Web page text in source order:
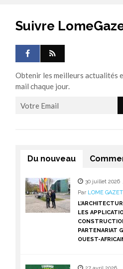
Suivre
Obtenir les meilleurs actualités
mail chaque jour.
Du nouveau
30 juillet 2026
Par LOME
LES
PARTENARIAT
OUEST-